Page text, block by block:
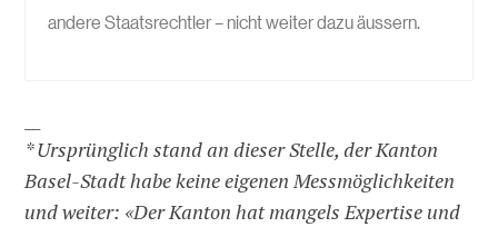
andere Staatsrechtler – nicht weiter dazu äussern.
* Ursprünglich stand an dieser Stelle, der Kanton
Basel-Stadt habe keine eigenen Messmöglichkeiten
und weiter: «Der Kanton hat mangels Expertise und